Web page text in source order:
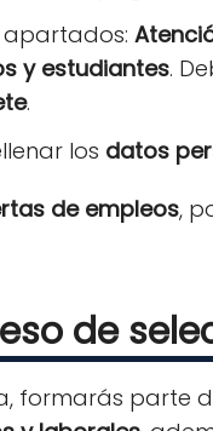
y estudiantes.
.
los datos
de empleos,
de
formarás parte